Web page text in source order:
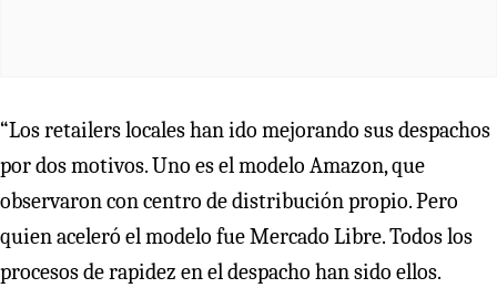
“Los retailers locales han ido mejorando sus despachos
por dos motivos. Uno es el modelo Amazon, que
observaron con centro de distribución propio. Pero
quien aceleró el modelo fue Mercado Libre. Todos los
procesos de rapidez en el despacho han sido ellos.